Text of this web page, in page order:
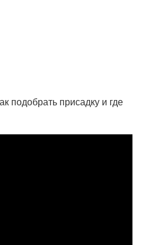
подобрать присадку и где